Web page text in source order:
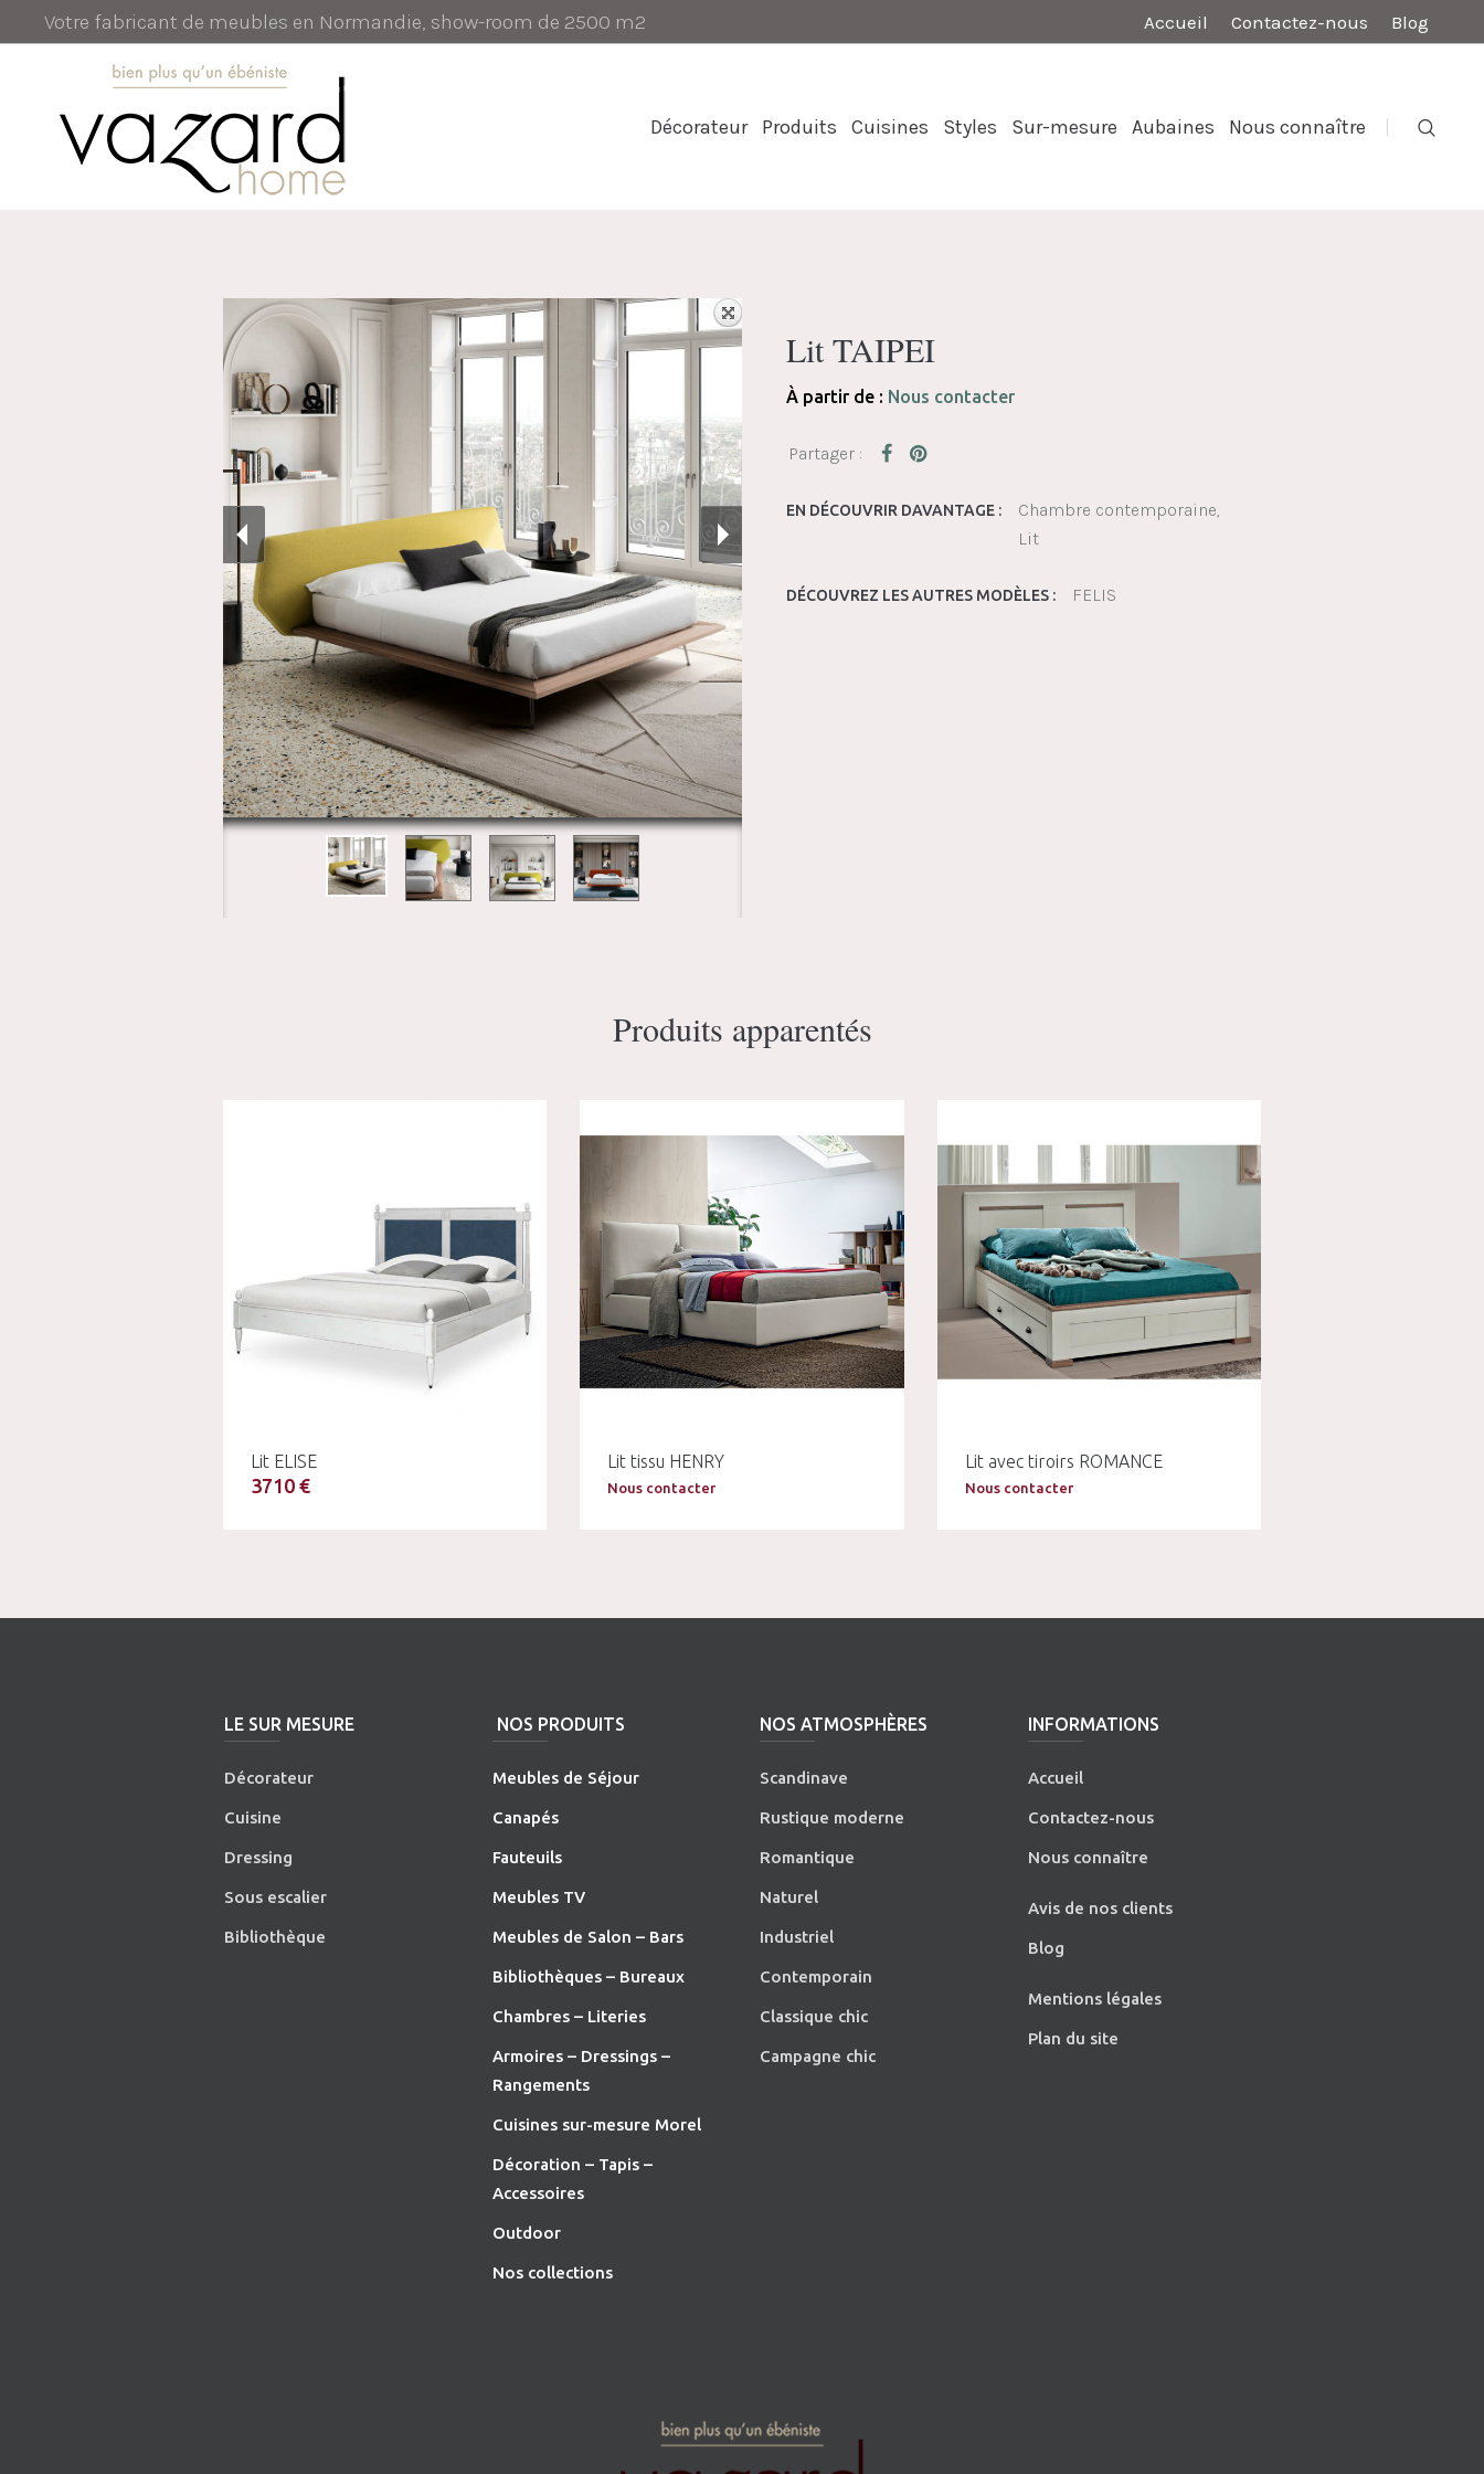
Accueil Contactez-nous Blog
Votre fabricant de meubles en Normandie, show-room de 2500 m2
Décorateur Produits Cuisines Styles Sur-mesure Aubaines Nous connaître
Lit TAIPEI
À partir de : Nous contacter
EN DÉCOUVRIR DAVANTAGE :
Chambre contemporaine
Lit
DÉCOUVREZ LES AUTRES MODÈLES : FELIS
Produits apparentés
Lit ELISE
3710 €
Lit tissu HENRY
Nous contacter
Lit avec tiroirs ROMANCE
Nous contacter
LE SUR MESURE
Décorateur
Cuisine
Dressing
Sous escalier
Bibliothèque
NOS PRODUITS
Meubles de Séjour
Canapés
Fauteuils
Meubles TV
Meubles de Salon – Bars
Bibliothèques – Bureaux
Chambres – Literies
Armoires – Dressings –
Rangements
Cuisines sur-mesure Morel
Décoration – Tapis –
Accessoires
Outdoor
Nos collections
NOS ATMOSPHÈRES
Scandinave
Rustique moderne
Romantique
Naturel
Industriel
Contemporain
Classique chic
Campagne chic
INFORMATIONS
Accueil
Contactez-nous
Nous connaître
Avis de nos clients
Blog
Mentions légales
Plan du site